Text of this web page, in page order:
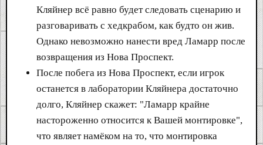
Кляйнер всё равно будет следовать сценарию и
разговаривать с хедкрабом, как будто он жив.
Однако невозможно нанести вред Ламарр после
возвращения из Нова Проспект.
После побега из Нова Проспект, если игрок
останется в лаборатории Кляйнера достаточно
долго, Кляйнер скажет: "Ламарр крайне
настороженно относится к Вашей монтировке",
что являет намёком на то, что монтировка